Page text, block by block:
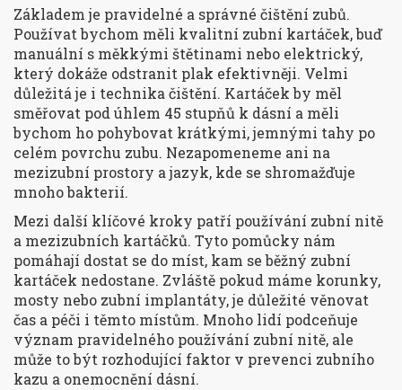
Základem je pravidelné a správné čištění zubů.
Používat bychom měli kvalitní zubní kartáček, buď
manuální s měkkými štětinami nebo elektrický,
který dokáže odstranit plak efektivněji. Velmi
důležitá je i technika čištění. Kartáček by měl
směřovat pod úhlem 45 stupňů k dásní a měli
bychom ho pohybovat krátkými, jemnými tahy po
celém povrchu zubu. Nezapomeneme ani na
mezizubní prostory a jazyk, kde se shromažďuje
mnoho bakterií.
Mezi další klíčové kroky patří používání zubní nitě
a mezizubních kartáčků. Tyto pomůcky nám
pomáhají dostat se do míst, kam se běžný zubní
kartáček nedostane. Zvláště pokud máme korunky,
mosty nebo zubní implantáty, je důležité věnovat
čas a péči i těmto místům. Mnoho lidí podceňuje
význam pravidelného používání zubní nitě, ale
může to být rozhodující faktor v prevenci zubního
kazu a onemocnění dásní.